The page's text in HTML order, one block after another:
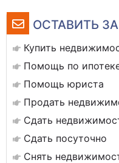
ОСТАВИТЬ
Купить
Помощь по
Помощь юриста
Продать
Сдать
Сдать посуточно
Снять